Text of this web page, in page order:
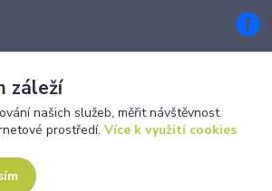
záleží
našich služeb, měřit návštěvnost
prostředí. Více k využití cookies